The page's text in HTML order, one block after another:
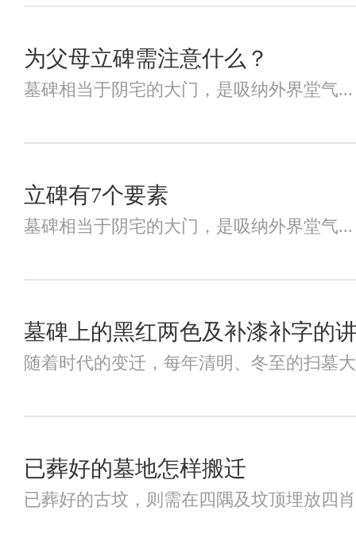
为父母立碑需注意什么？
墓碑相当于阴宅的大门，是吸纳外界堂气...
立碑有7个要素
墓碑相当于阴宅的大门，是吸纳外界堂气...
墓碑上的黑红两色及补漆补字的
随着时代的变迁，每年清明、冬至的扫墓
已葬好的墓地怎样搬迁
已葬好的古坟，则需在四隅及坟顶埋放四